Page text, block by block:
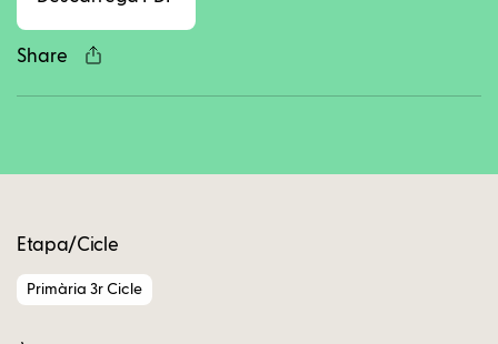
Share
Etapa/Cicle
Primària 3r Cicle